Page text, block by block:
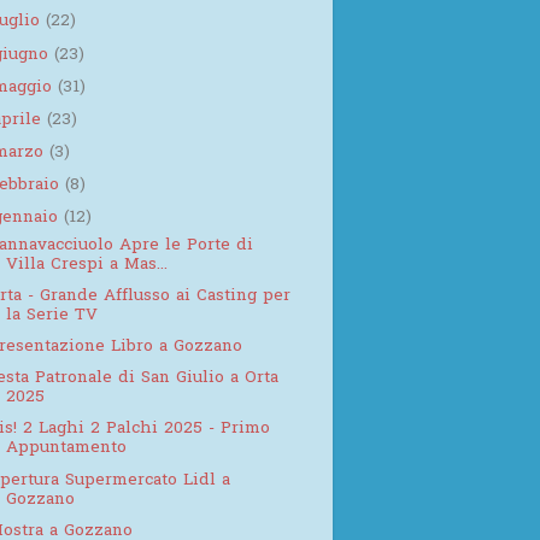
(22)
(23)
(31)
(23)
(3)
(8)
(12)
Apre le Porte di
Villa Crespi a Mas...
- Grande Afflusso ai Casting per
la Serie TV
Libro a Gozzano
Patronale di San Giulio a Orta
2025
2 Laghi 2 Palchi 2025 - Primo
Appuntamento
Supermercato Lidl a
Gozzano
a Gozzano